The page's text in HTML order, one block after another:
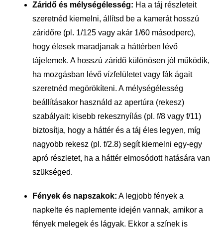
Záridő és mélységélesség: Ha a táj részleteit
szeretnéd kiemelni, állítsd be a kamerát hosszú
záridőre (pl. 1/125 vagy akár 1/60 másodperc),
hogy élesek maradjanak a háttérben lévő
tájelemek. A hosszú záridő különösen jól működik,
ha mozgásban lévő vízfelületet vagy fák ágait
szeretnéd megörökíteni. A mélységélesség
beállításakor használd az apertúra (rekesz)
szabályait: kisebb rekesznyílás (pl. f/8 vagy f/11)
biztosítja, hogy a háttér és a táj éles legyen, míg
nagyobb rekesz (pl. f/2.8) segít kiemelni egy-egy
apró részletet, ha a háttér elmosódott hatására van
szükséged.
Fények és napszakok: A legjobb fények a
napkelte és naplemente idején vannak, amikor a
fények melegek és lágyak. Ekkor a színek is